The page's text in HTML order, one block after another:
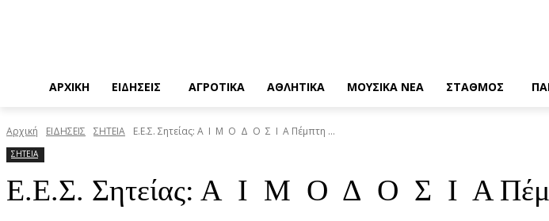
ΑΡΧΙΚΗ ΕΙΔΗΣΕΙΣ ΑΓΡΟΤΙΚΑ ΑΘΛΗΤΙΚΑ ΜΟΥΣΙΚΑ ΝΕΑ ΣΤΑΘΜΟΣ
Αρχική ΕΙΔΗΣΕΙΣ ΣΗΤΕΙΑ Ε.Ε.Σ. Σητείας: Α Ι Μ Ο Δ Ο Σ Ι Α Πέμπτη ...
ΣΗΤΕΙΑ
Ε.Ε.Σ. Σητείας: Α Ι Μ Ο Δ Ο Σ Ι Α